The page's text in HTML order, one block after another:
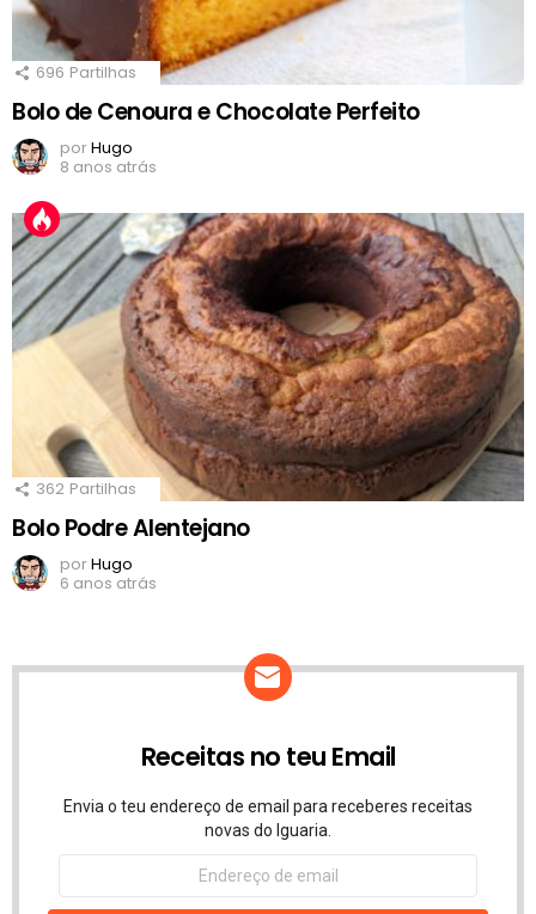
696 Partilhas
Bolo de Cenoura e Chocolate Perfeito
porHugo
8 anos atrás
362 Partilhas
Bolo Podre Alentejano
porHugo
6 anos atrás
Receitas no teu Email
Envia o teu endereço de email para receberes receitas
novas do Iguaria.
Endereço
email